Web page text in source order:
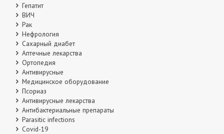
Гепатит
ВИЧ
Рак
Нефрология
Сахарный диабет
Аптечные лекарства
Ортопедия
Антивирусные
Медицинское оборудование
Псориаз
Антивирусные лекарства
Антибактериальные препараты
Parasitic infections
Covid-19